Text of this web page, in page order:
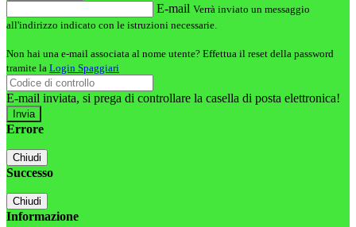
E-mail Verrà inviato un messaggio
all'indirizzo indicato con le istruzioni necessarie.
Non hai una e-mail associata al nome utente? Effettua il reset della password
tramite la Login Spaggiari
E-mail inviata, si prega di controllare la casella di posta elettronica!
Errore
Chiudi
Successo
Chiudi
Informazione